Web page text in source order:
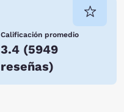
Calificación promedio
3.4 (5949
reseñas)